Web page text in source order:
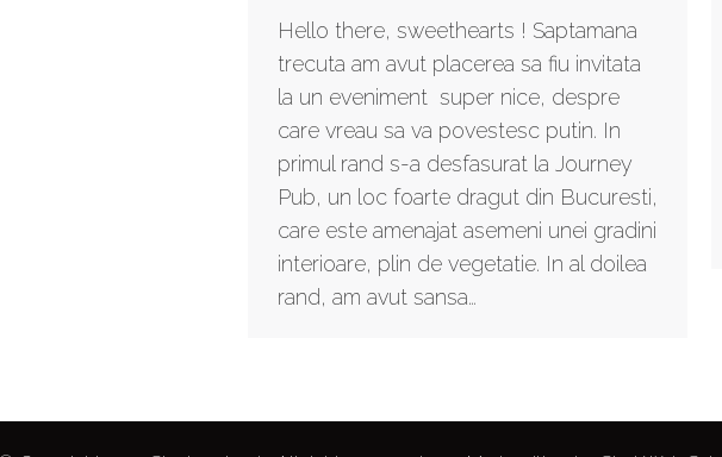
Hello there, sweethearts ! Saptamana
trecuta am avut placerea sa fiu invitata
la un eveniment super nice, despre
care vreau sa va povestesc putin. In
primul rand s-a desfasurat la Journey
Pub, un loc foarte dragut din Bucuresti,
care este amenajat asemeni unei gradini
interioare, plin de vegetatie. In al doilea
rand, am avut sansa…